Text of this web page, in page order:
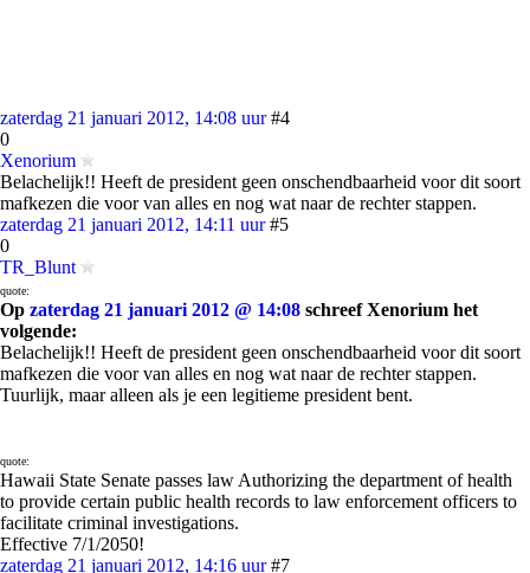
zaterdag 21 januari 2012, 14:08 uur #4
0
Xenorium
Belachelijk!! Heeft de president geen onschendbaarheid voor dit soort
mafkezen die voor van alles en nog wat naar de rechter stappen.
zaterdag 21 januari 2012, 14:11 uur #5
0
TR_Blunt
quote:
Op zaterdag 21 januari 2012 @ 14:08 schreef Xenorium het
volgende:
Belachelijk!! Heeft de president geen onschendbaarheid voor dit soort
mafkezen die voor van alles en nog wat naar de rechter stappen.
Tuurlijk, maar alleen als je een legitieme president bent.
quote:
Hawaii State Senate passes law Authorizing the department of health
to provide certain public health records to law enforcement officers to
facilitate criminal investigations.
Effective 7/1/2050!
zaterdag 21 januari 2012, 14:16 uur #7